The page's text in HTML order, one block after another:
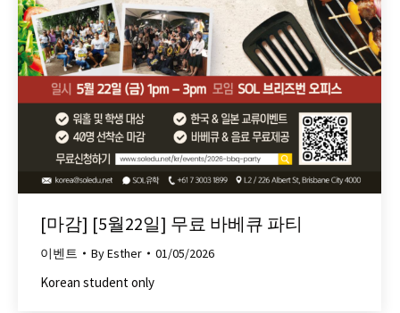
[마감] [5월22일] 무료 바베큐 파티
이벤트 ByEsther 01/05/2026
Korean student only